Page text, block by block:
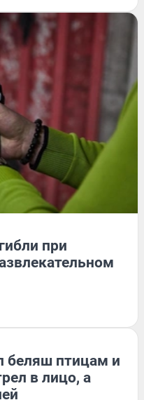
при
беляш птицам и
в лицо, а